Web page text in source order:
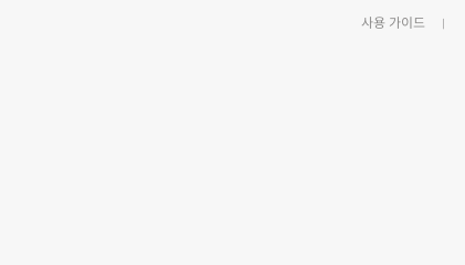
사용 가이드